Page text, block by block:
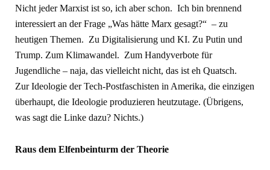
Nicht jeder Marxist ist so, ich aber schon. Ich bin brennend
interessiert an der Frage „Was hätte Marx gesagt?“ – zu
heutigen Themen. Zu Digitalisierung und KI. Zu Putin und
Trump. Zum Klimawandel. Zum Handyverbote für
Jugendliche – naja, das vielleicht nicht, das ist eh Quatsch.
Zur Ideologie der Tech-Postfaschisten in Amerika, die einzigen
überhaupt, die Ideologie produzieren heutzutage. (Übrigens,
was sagt die Linke dazu? Nichts.)
Raus dem Elfenbeinturm der Theorie